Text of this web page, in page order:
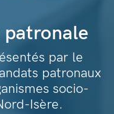
patronale
par le
patronaux
socio-
Isère.